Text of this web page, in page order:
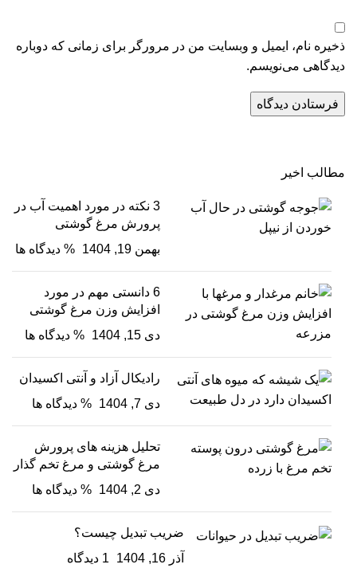
ذخیره نام، ایمیل و وبسایت من در مرورگر برای زمانی که دوباره
دیدگاهی می‌نویسم.
مطالب اخیر
3 نکته در مورد اهمیت آب در
پرورش مرغ گوشتی
بهمن 19, 1404
% دیدگاه ها
6 دانستی مهم در مورد
افزایش وزن مرغ گوشتی
دی 15, 1404
% دیدگاه ها
رادیکال آزاد و آنتی اکسیدان
دی 7, 1404
% دیدگاه ها
تحلیل هزینه های پرورش
مرغ گوشتی و مرغ تخم گذار
دی 2, 1404
% دیدگاه ها
ضریب تبدیل چیست؟
آذر 16, 1404
1 دیدگاه